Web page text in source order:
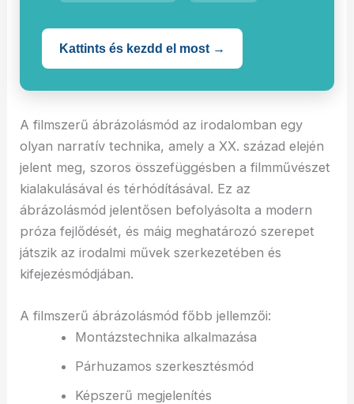
Kattints és kezdd el most →
A filmszerű ábrázolásmód az irodalomban egy
olyan narratív technika, amely a XX. század elején
jelent meg, szoros összefüggésben a filmművészet
kialakulásával és térhódításával. Ez az
ábrázolásmód jelentősen befolyásolta a modern
próza fejlődését, és máig meghatározó szerepet
játszik az irodalmi művek szerkezetében és
kifejezésmódjában.
A filmszerű ábrázolásmód főbb jellemzői:
Montázstechnika alkalmazása
Párhuzamos szerkesztésmód
Képszerű megjelenítés